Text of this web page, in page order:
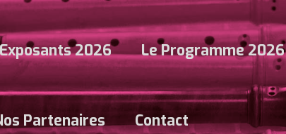
Exposants 2026 Le Programme 2026
Partenaires Contact